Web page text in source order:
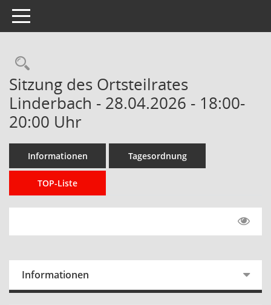
Toggle navigation
Rechercheauswahl
Sitzung des Ortsteilrates
Linderbach - 28.04.2026 - 18:00-
20:00 Uhr
Informationen Tagesordnung
TOP-Liste
Informationen